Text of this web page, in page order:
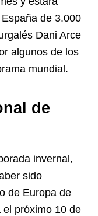
de 3.000
Dani Arce
algunos de los
mundial.
de
invernal,
sido
de Europa de
próximo 10 de